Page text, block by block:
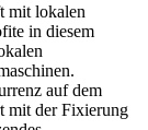
mit lokalen
in diesem
auf dem
mit der Fixierung